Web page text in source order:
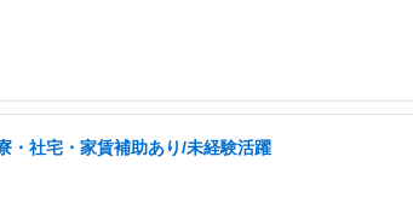
・社宅・家賃補助あり/未経験活躍